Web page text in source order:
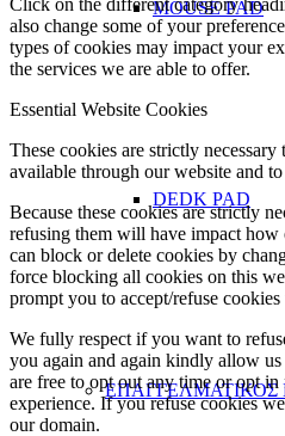
MOUSE PAD
DEDK PAD
ΕΠΑΓΓΕΛΜΑΤΙΚΟΣ
also change some of your
types of cookies may impact your
the services we are able to offer.
Essential Website Cookies
These cookies are strictly
available through our website and
Because these cookies are strictly
refusing them will have impact
can block or delete cookies by
force blocking all cookies on this
prompt you to accept/refuse
We fully respect if you want to
you again and again kindly allow
are free to opt out any time or opt
experience. If you refuse cookies
our domain.